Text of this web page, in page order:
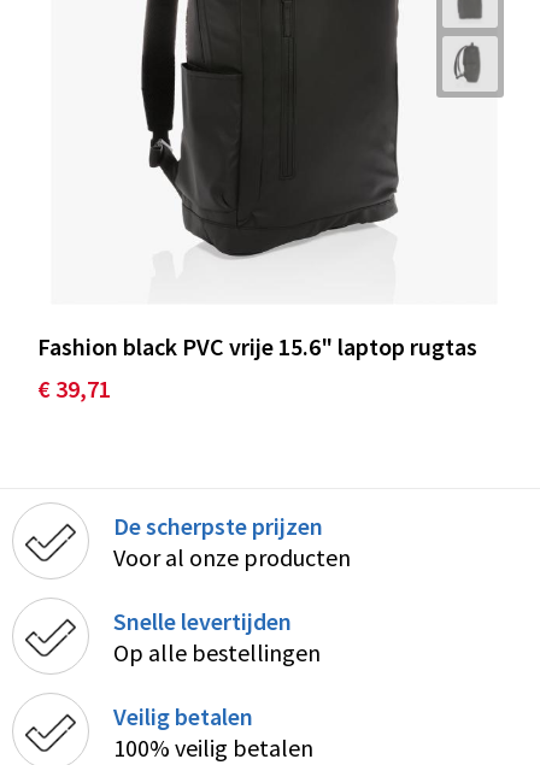
Fashion black PVC vrije 15.6" laptop rugtas
€ 39,71
De scherpste prijzen
Voor al onze producten
Snelle levertijden
Op alle bestellingen
Veilig betalen
100% veilig betalen